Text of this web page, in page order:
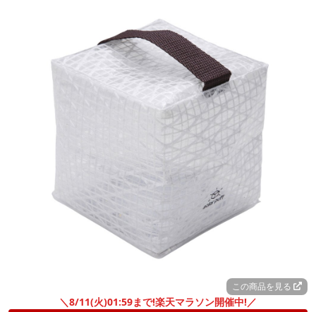
この商品を見る
＼8/11(火)01:59まで!楽天マラソン開催中!／